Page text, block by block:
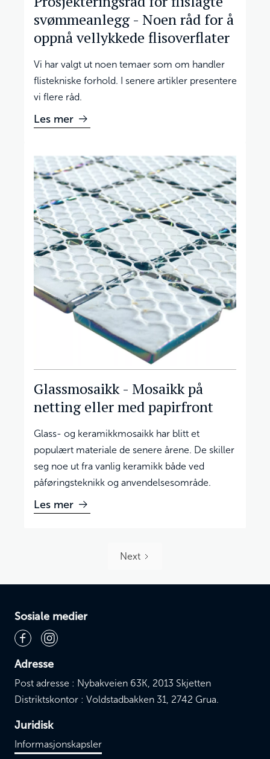
svømmeanlegg - Noen råd for å
oppnå vellykkede flisoverflater
Vi har valgt ut noen temaer som om handler
flistekniske forhold. I senere artikler presentere
vi flere råd.
Les mer
Glassmosaikk - Mosaikk på
netting eller med papirfront
Glass- og keramikkmosaikk har blitt et
populært materiale de senere årene. De skiller
seg noe ut fra vanlig keramikk både ved
påføringsteknikk og anvendelsesområde.
Les mer
Next
Sosiale medier
Adresse
Post adresse : Nybakveien 63K, 2013 Skjetten
Distriktskontor : Voldstadbakken 31, 2742 Grua.
Juridisk
Informasjonskapsler